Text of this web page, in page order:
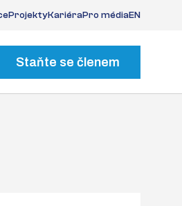
ProjektyKariéraPro médiaEN
Staňte se členem